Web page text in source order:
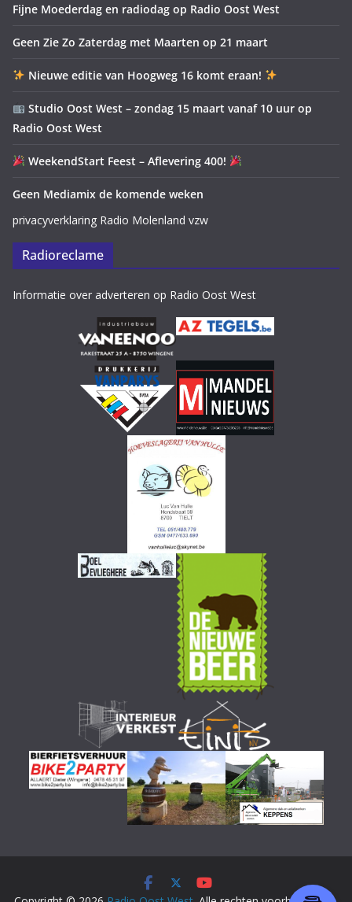
Fijne Moederdag en radiodag op Radio Oost West
Geen Zie Zo Zaterdag met Maarten op 21 maart
Nieuwe editie van Hoogweg 16 komt eraan!
Studio Oost West – zondag 15 maart vanaf 10 uur op
Radio Oost West
WeekendStart Feest – Aflevering 400!
Geen Mediamix de komende weken
privacyverklaring Radio Molenland vzw
Radioreclame
Informatie over adverteren op Radio Oost West